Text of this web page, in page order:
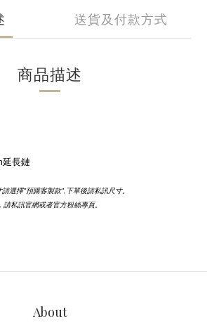
送貨及付款方式
商品描述
長鏈
選擇''預購客製款'',下單後請私訊尺寸。
私訊官網或者官方粉絲專頁。
About